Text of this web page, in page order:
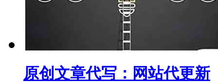
原创文章代写：网站代更新